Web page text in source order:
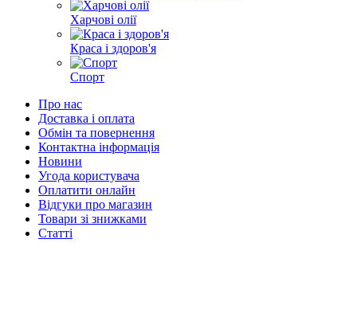
Харчові олії
Краса і здоров'я
Спорт
Про нас
Доставка і оплата
Обмін та повернення
Контактна інформація
Новини
Угода користувача
Оплатити онлайн
Відгуки про магазин
Товари зі знижками
Статті